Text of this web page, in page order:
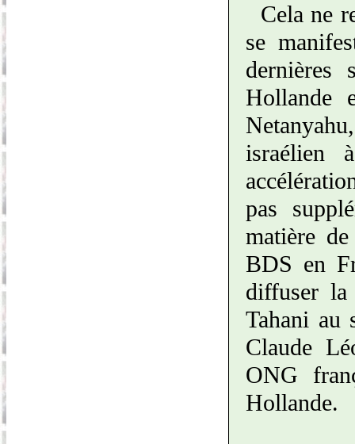
Cela ne
se
Hollande
israélien
pas
matière
BDS en
diffuser la
Tahani au
Claude
ONG
Hollande.